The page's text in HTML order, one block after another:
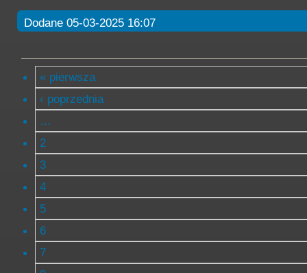
Dodane 05-03-2025 16:07
« pierwsza
‹ poprzednia
…
2
3
4
5
6
7